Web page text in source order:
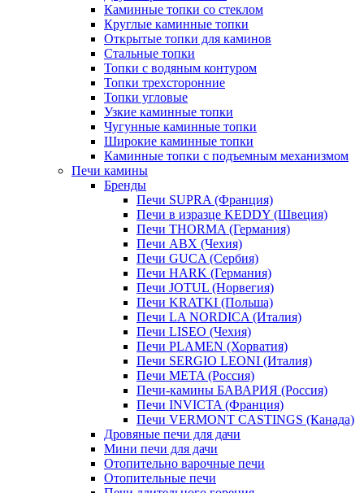
Каминные топки со стеклом
Круглые каминные топки
Открытые топки для каминов
Стальные топки
Топки с водяным контуром
Топки трехсторонние
Топки угловые
Узкие каминные топки
Чугунные каминные топки
Широкие каминные топки
Каминные топки с подъемным механизмом
Печи камины
Бренды
Печи SUPRA (Франция)
Печи в изразце KEDDY (Швеция)
Печи THORMA (Германия)
Печи ABX (Чехия)
Печи GUCA (Сербия)
Печи HARK (Германия)
Печи JOTUL (Норвегия)
Печи KRATKI (Польша)
Печи LA NORDICA (Италия)
Печи LISEO (Чехия)
Печи PLAMEN (Хорватия)
Печи SERGIO LEONI (Италия)
Печи META (Россия)
Печи-камины БАВАРИЯ (Россия)
Печи INVICTA (Франция)
Печи VERMONT CASTINGS (Канада)
Дровяные печи для дачи
Мини печи для дачи
Отопительно варочные печи
Отопительные печи